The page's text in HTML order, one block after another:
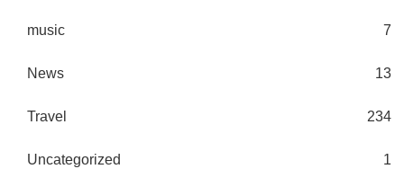
music 7
News 13
Travel 234
Uncategorized 1